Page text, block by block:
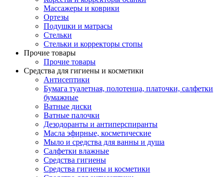
Массажеры и коврики
Ортезы
Подушки и матрасы
Стельки
Стельки и корректоры стопы
Прочие товары
Прочие товары
Средства для гигиены и косметики
Антисептики
Бумага туалетная, полотенца, платочки, салфетки
бумажные
Ватные диски
Ватные палочки
Дезодоранты и антиперспиранты
Масла эфирные, косметические
Мыло и средства для ванны и душа
Салфетки влажные
Средства гигиены
Средства гигиены и косметики